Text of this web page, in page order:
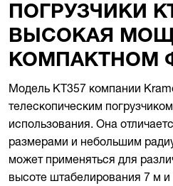
ПОГРУЗЧИКИ
ВЫСОКАЯ
КОМПАКТНОМ
Модель KT357 компании
телескопическим
использования. Она
размерами и небольшим
может применяться для
высоте штабелирования 7 м и